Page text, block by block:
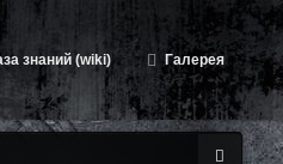
знаний (wiki) Галерея